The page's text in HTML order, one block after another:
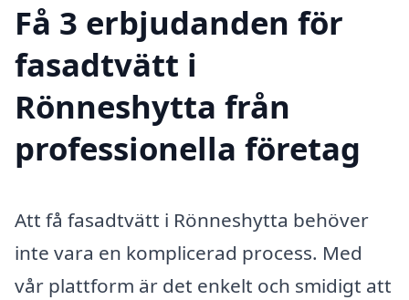
Få 3 erbjudanden för
fasadtvätt i
Rönneshytta från
professionella företag
Att få fasadtvätt i Rönneshytta behöver
inte vara en komplicerad process. Med
vår plattform är det enkelt och smidigt att